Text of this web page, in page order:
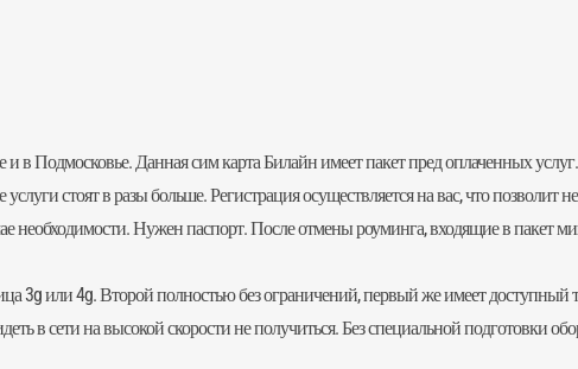
и в Подмосковье. Данная сим карта Билайн имеет пакет пред оплаченных
стоят в разы больше. Регистрация осуществляется на вас, что позволит
необходимости. Нужен паспорт. После отмены роуминга, входящие в пакет
3g или 4g. Второй полностью без ограничений, первый же имеет доступный
в сети на высокой скорости не получиться. Без специальной подготовки